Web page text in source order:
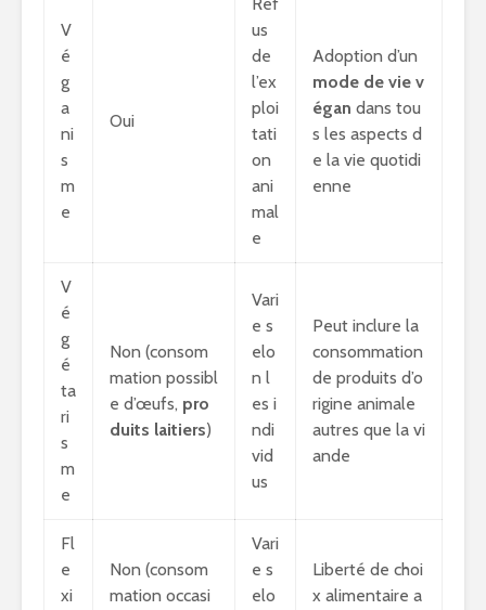
V
é
g
a
ni
s
m
e
Oui
us
de
l’ex
ploi
tati
on
ani
mal
e
Adoption d’un
mode de vie v
égan dans tou
s les aspects d
e la vie quotidi
enne
V
é
g
é
ta
ri
s
m
e
Non (consom
mation possibl
e d’œufs, pro
duits laitiers)
Vari
e s
elo
n l
es i
ndi
vid
us
Peut inclure la
consommation
de produits d’o
rigine animale
autres que la vi
ande
Fl
e
xi
Non (consom
mation occasi
Vari
e s
elo
Liberté de choi
x alimentaire a